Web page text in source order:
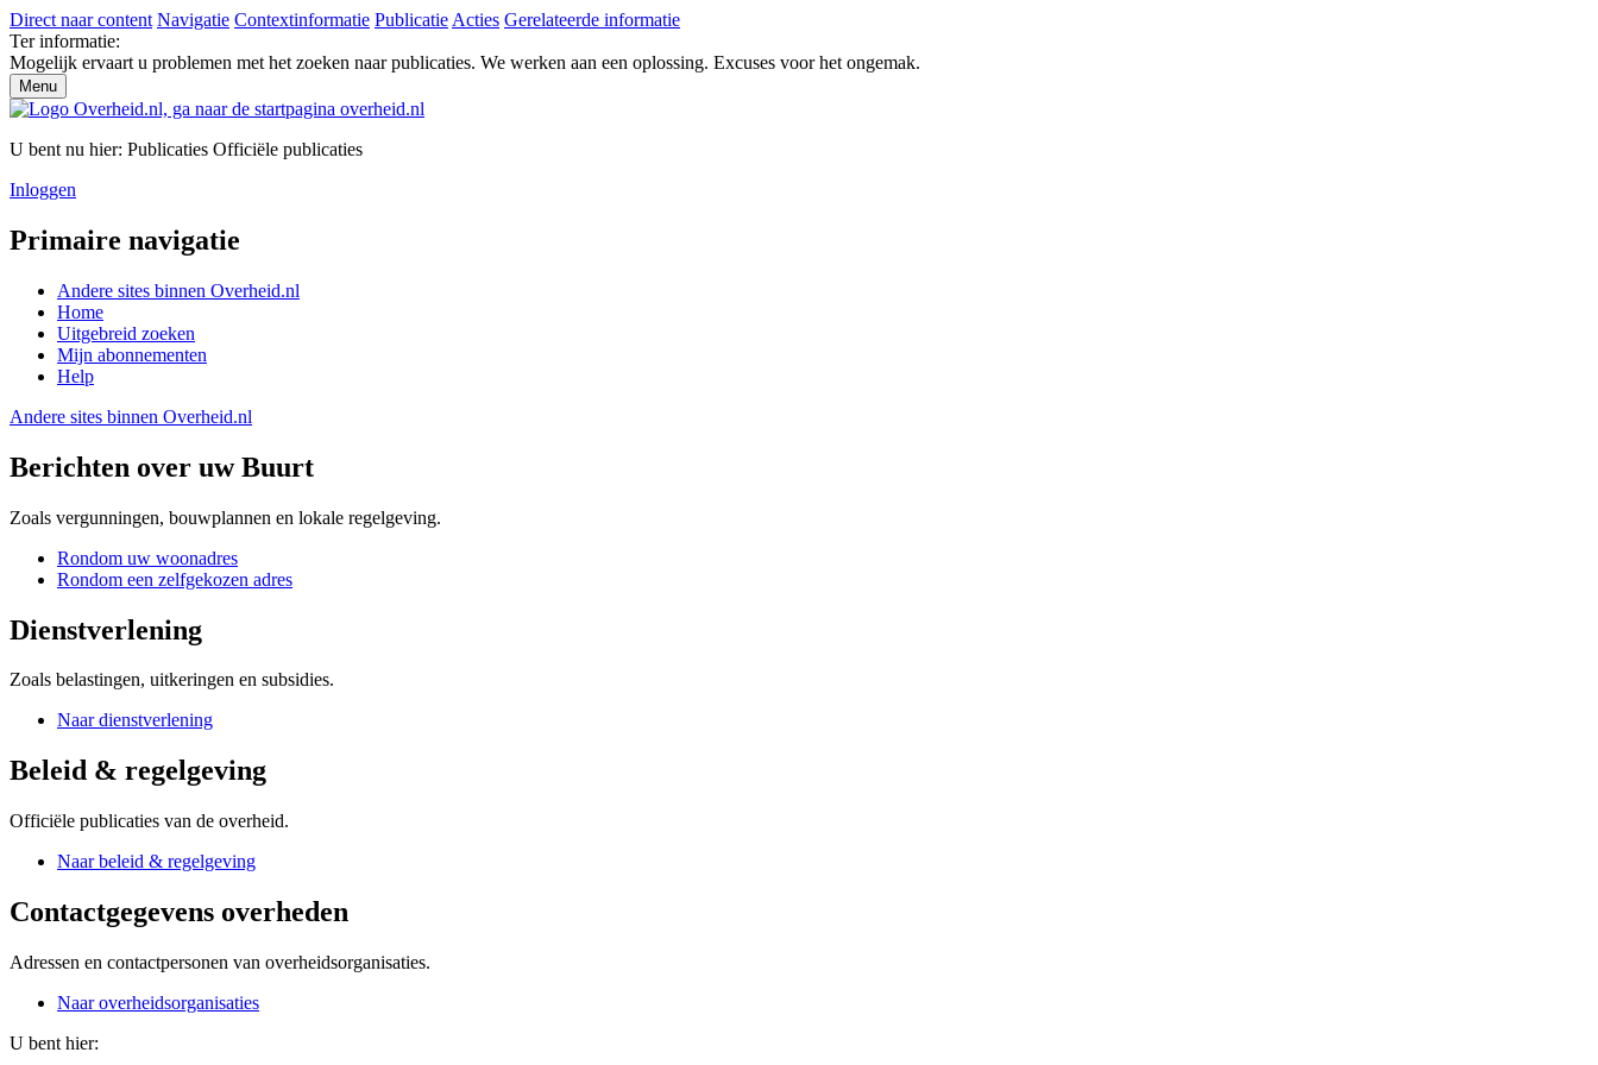
Direct naar content Navigatie Contextinformatie Publicatie Acties Gerelateerde informatie
Ter informatie:
Mogelijk ervaart u problemen met het zoeken naar publicaties. We werken aan een oplossing. Excuses voor het ongemak.
Menu
U bent nu hier: Publicaties Officiële publicaties
Inloggen
Primaire navigatie
Andere sites binnen Overheid.nl
Home
Uitgebreid zoeken
Mijn abonnementen
Help
Andere sites binnen Overheid.nl
Berichten over uw Buurt
Zoals vergunningen, bouwplannen en lokale regelgeving.
Rondom uw woonadres
Rondom een zelfgekozen adres
Dienstverlening
Zoals belastingen, uitkeringen en subsidies.
Naar dienstverlening
Beleid & regelgeving
Officiële publicaties van de overheid.
Naar beleid & regelgeving
Contactgegevens overheden
Adressen en contactpersonen van overheidsorganisaties.
Naar overheidsorganisaties
U bent hier: